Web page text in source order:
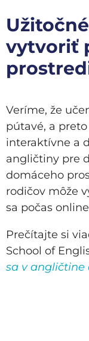
vytvoriť
Veríme, že
pútavé, a
interaktívne a
angličtiny pre
domáceho
rodičov môže
sa počas
Prečítajte si
School of
sa v angličtine